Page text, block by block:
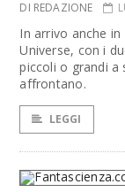
DI REDAZIONE
In arrivo anche
Universe, con i
piccoli o grandi a
affrontano.
LEGGI